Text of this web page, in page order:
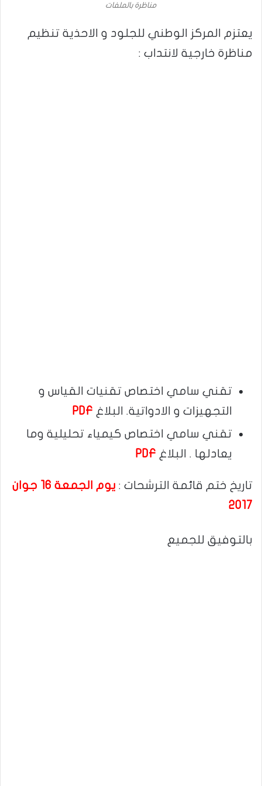
مناظرة بالملفات
يعتزم المركز الوطني للجلود و الاحذية تنظيم
مناظرة خارجية لانتداب :
تقني سامي اختصاص تقنيات القياس و
التجهيزات و الادواتية. البلاغ PDF
تقني سامي اختصاص كيمياء تحليلية وما
يعادلها .​ البلاغ
تاريخ ختم قائمة الترشحات :
يوم الجمعة 16 جوان
2017
بالتوفيق للجميع